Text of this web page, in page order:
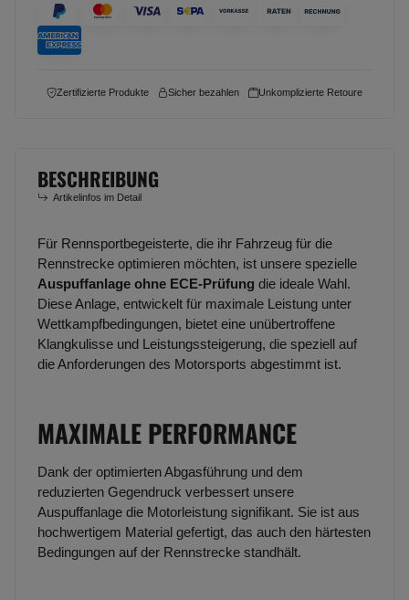
Zertifizierte Produkte Sicher bezahlen Unkomplizierte Retoure
BESCHREIBUNG
Artikelinfos im Detail
Für Rennsportbegeisterte, die ihr Fahrzeug für die
Rennstrecke optimieren möchten, ist unsere spezielle
Auspuffanlage ohne ECE-Prüfung die ideale Wahl.
Diese Anlage, entwickelt für maximale Leistung unter
Wettkampfbedingungen, bietet eine unübertroffene
Klangkulisse und Leistungssteigerung, die speziell auf
die Anforderungen des Motorsports abgestimmt ist.
MAXIMALE PERFORMANCE
Dank der optimierten Abgasführung und dem
reduzierten Gegendruck verbessert unsere
Auspuffanlage die Motorleistung signifikant. Sie ist aus
hochwertigem Material gefertigt, das auch den härtesten
Bedingungen auf der Rennstrecke standhält.